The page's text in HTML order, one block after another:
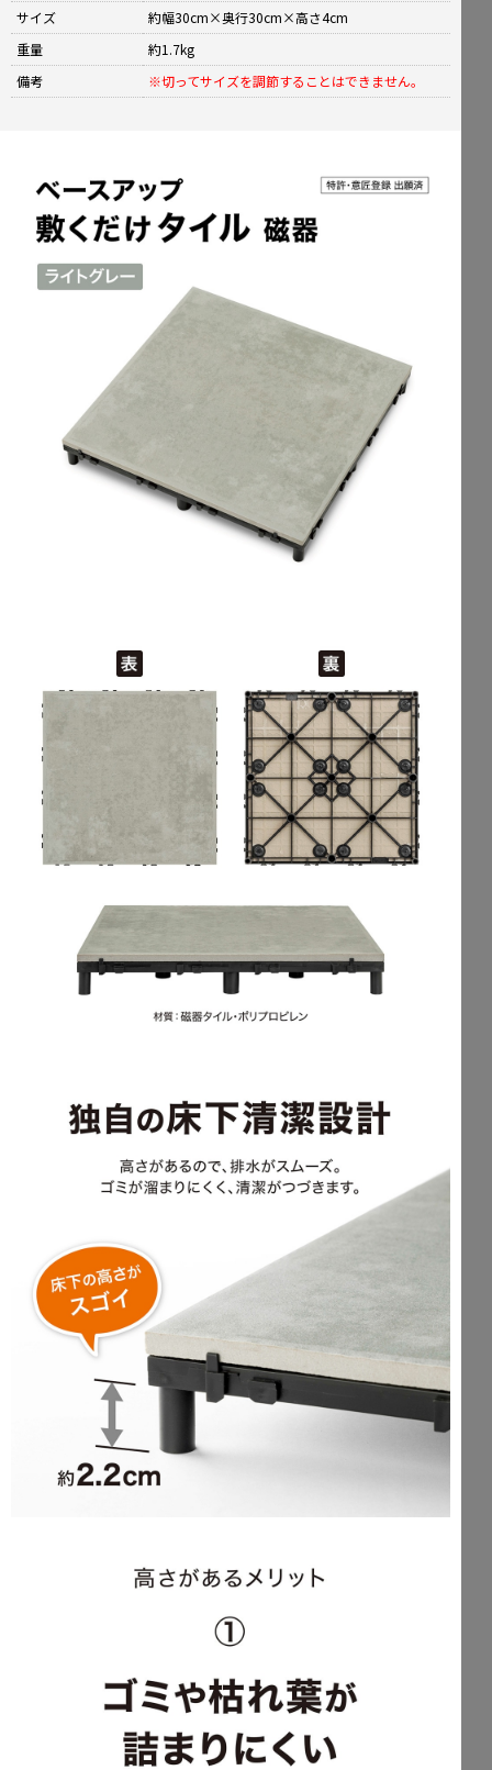
サイズ
約幅30cm×奥行30cm×高さ4cm
重量
約1.7kg
備考
※切ってサイズを調節することはできません。